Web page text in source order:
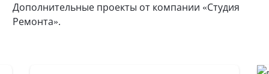
Дополнительные проекты от компании «Студия
Ремонта».